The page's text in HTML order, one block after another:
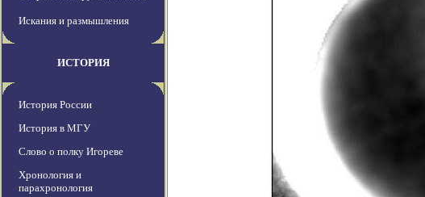
Искания и размышления
ИСТОРИЯ
История России
История в МГУ
Слово о полку Игореве
Хронология и
парахронология